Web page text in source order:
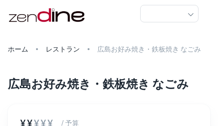
ホーム レストラン 広島お好み焼き・鉄板焼き なごみ
広島お好み焼き・鉄板焼き なごみ
¥¥¥¥¥ / 予算